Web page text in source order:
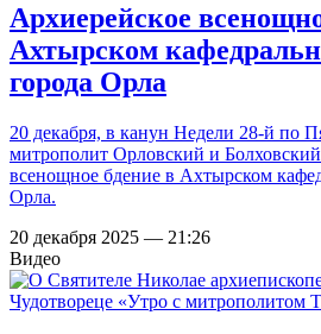
Архиерейское
Ахтырском
города Орла
20 декабря, в канун Недели 28-й по
митрополит Орловский и
всенощное бдение в Ахтырском
Орла.
20 декабря 2025 — 21:26
Видео